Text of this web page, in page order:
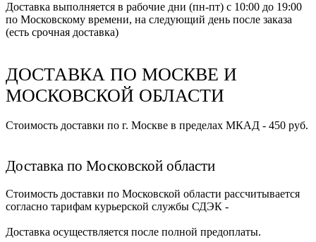
Доставка выполняется в рабочие дни (пн-пт) с 10:00 до 19:00
по Московскому времени, на следующий день после заказа
(есть срочная доставка)
ДОСТАВКА ПО МОСКВЕ И
МОСКОВСКОЙ ОБЛАСТИ
Стоимость доставки по г. Москве в пределах МКАД - 450 руб.
Доставка по Московской области
Стоимость доставки по Московской области рассчитывается
согласно тарифам курьерской службы СДЭК -
Доставка осуществляется после полной предоплаты.